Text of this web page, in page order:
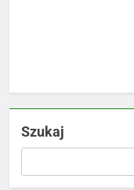
Szukaj